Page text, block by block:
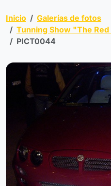
Inicio
Galerías de fotos
Tunning Show "The
PICT0044